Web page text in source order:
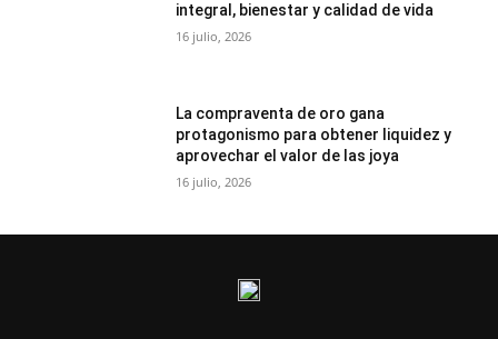
integral, bienestar y calidad de vida
16 julio, 2026
La compraventa de oro gana
protagonismo para obtener liquidez y
aprovechar el valor de las joya
16 julio, 2026